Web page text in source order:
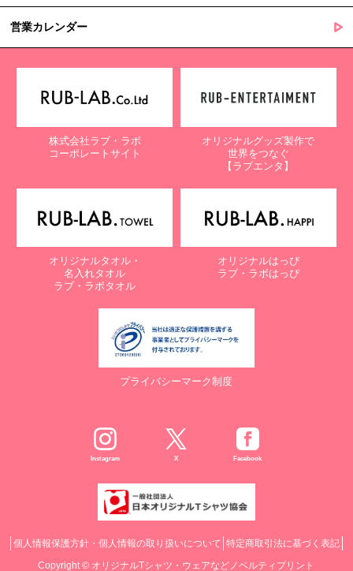
営業カレンダー
株式会社ラブ・ラボ
コーポレートサイト
オリジナルグッズ製作で
世界をつなぐ
【ラブエンタ】
オリジナルタオル・
名入れタオル
ラブ・ラボタオル
オリジナルはっぴ
ラブ・ラボはっぴ
プライバシーマーク制度
Instagram X Facebook
個人情報保護方針・個人情報の取り扱いについて 特定商取引法に基づく表記
Copyright © オリジナルTシャツ・ウェアなどノベルティプリント